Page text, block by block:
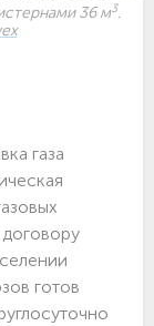
36 м3.
газа
готов